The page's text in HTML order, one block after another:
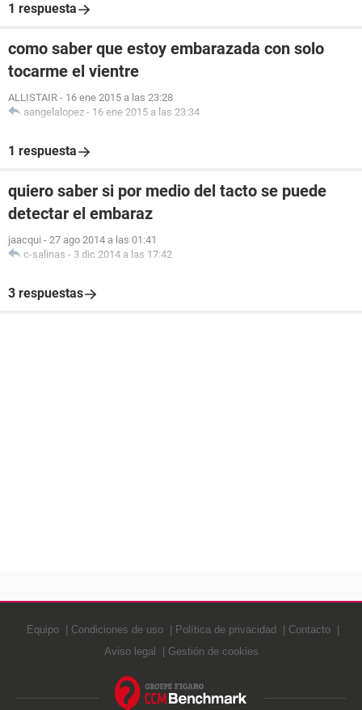
1 respuesta
como saber que estoy embarazada con solo
tocarme el vientre
ALLISTAIR - 16 ene 2015 a las 23:28
aangelalopez - 16 ene 2015 a las 23:34
1 respuesta
quiero saber si por medio del tacto se puede
detectar el embaraz
jaacqui - 27 ago 2014 a las 01:41
c-salinas - 3 dic 2014 a las 17:42
3 respuestas
Equipo Condiciones de uso Política de privacidad
Contacto
Aviso legal
Gestión de cookies